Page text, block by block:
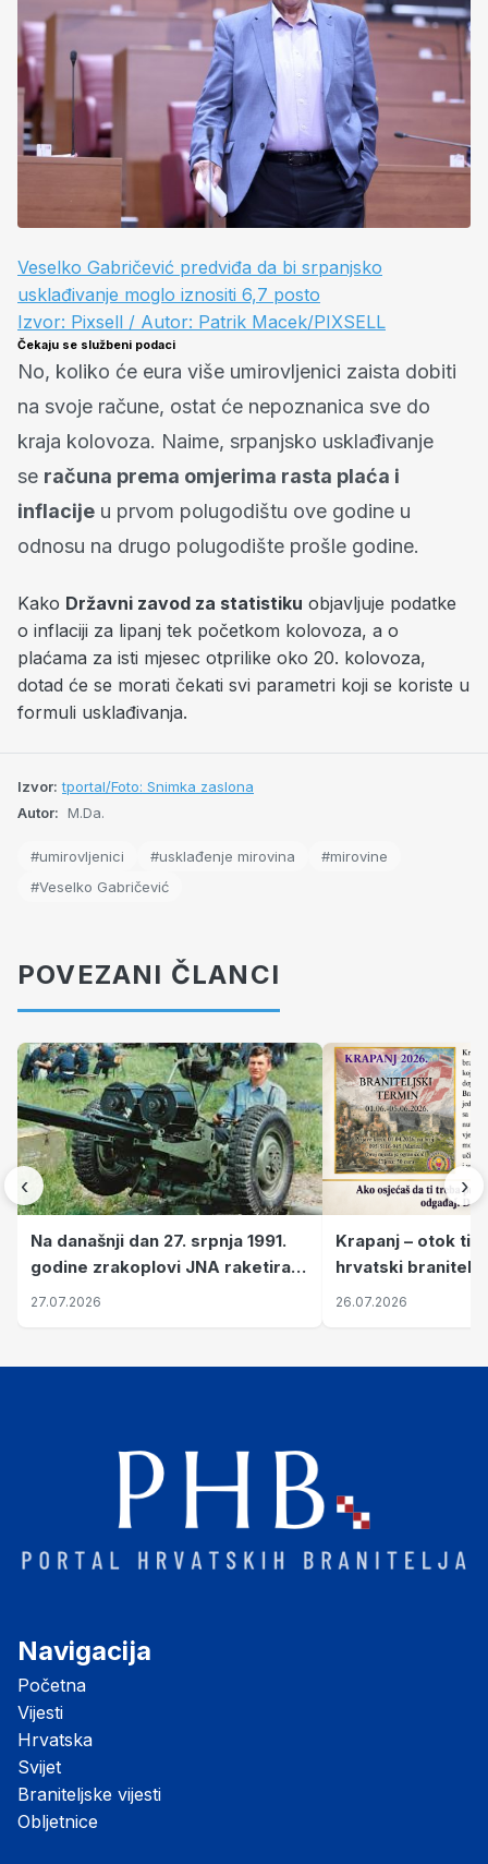
Veselko Gabričević predviđa da bi srpanjsko
usklađivanje moglo iznositi 6,7 posto
Izvor: Pixsell / Autor: Patrik Macek/PIXSELL
Čekaju se službeni podaci
No, koliko će eura više umirovljenici zaista dobiti
na svoje račune, ostat će nepoznanica sve do
kraja kolovoza. Naime, srpanjsko usklađivanje
se računa prema omjerima rasta plaća i
inflacije u prvom polugodištu ove godine u
odnosu na drugo polugodište prošle godine.
Kako Državni zavod za statistiku objavljuje podatke
o inflaciji za lipanj tek početkom kolovoza, a o
plaćama za isti mjesec otprilike oko 20. kolovoza,
dotad će se morati čekati svi parametri koji se koriste u
formuli usklađivanja.
Izvor: tportal/Foto: Snimka zaslona
Autor: M.Da.
#umirovljenici #usklađenje mirovina
#mirovine
#Veselko Gabričević
POVEZANI ČLANCI
‹
Na današnji dan 27. srpnja 1991.
godine zrakoplovi JNA raketirali
su vojarnu i obučni centar "Nikola
27.07.2026
Krapanj – otok
hrvatski branitelji
pronalaze mir
26.07.2026
›
Navigacija
Početna
Vijesti
Hrvatska
Svijet
Braniteljske vijesti
Obljetnice